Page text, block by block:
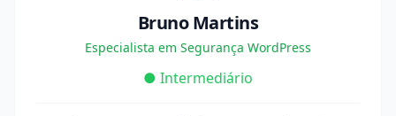
Bruno Martins
Especialista em Segurança WordPress
● Intermediário